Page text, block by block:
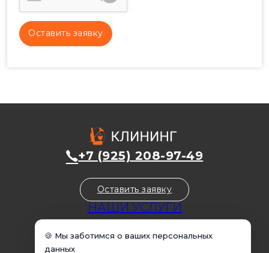
НАШИ УСЛУГИ
+7 (925) 208-97-49
Оставить заявку
🍪 Мы заботимся о ваших персональных
данных